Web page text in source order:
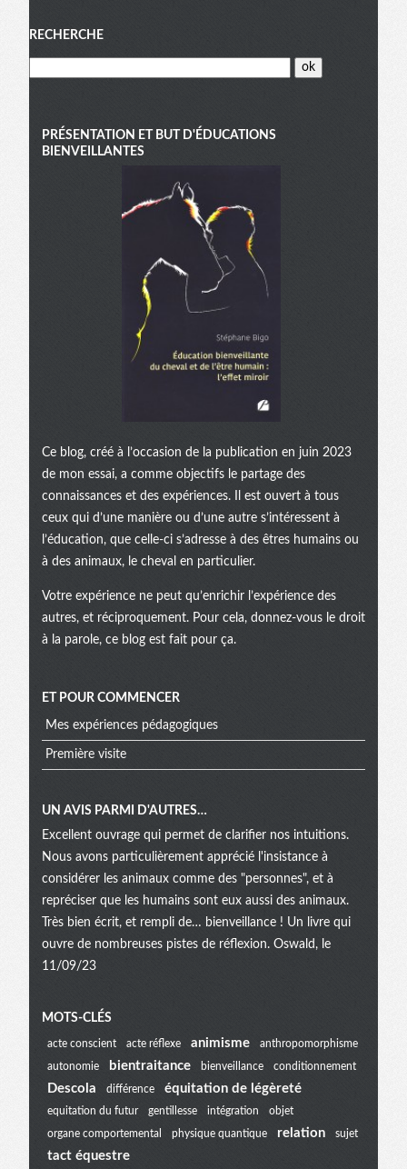
Menu
RECHERCHE
PRÉSENTATION ET BUT D'ÉDUCATIONS
BIENVEILLANTES
Ce blog, créé à l’occasion de la publication en juin 2023
de mon essai, a comme objectifs le partage des
connaissances et des expériences. Il est ouvert à tous
ceux qui d’une manière ou d’une autre s’intéressent à
l’éducation, que celle-ci s’adresse à des êtres humains ou
à des animaux, le cheval en particulier.
Votre expérience ne peut qu’enrichir l’expérience des
autres, et réciproquement. Pour cela, donnez-vous le droit
à la parole, ce blog est fait pour ça.
ET POUR COMMENCER
Mes expériences pédagogiques
Première visite
UN AVIS PARMI D'AUTRES…
Excellent ouvrage qui permet de clarifier nos intuitions.
Nous avons particulièrement apprécié l'insistance à
considérer les animaux comme des "personnes", et à
repréciser que les humains sont eux aussi des animaux.
Très bien écrit, et rempli de… bienveillance ! Un livre qui
ouvre de nombreuses pistes de réflexion. Oswald, le
11/09/23
Menu
extra
MOTS-CLÉS
acte conscient acte réflexe animisme anthropomorphisme
autonomie bientraitance bienveillance conditionnement
Descola différence équitation de légèreté
equitation du futur gentillesse intégration objet
organe comportemental physique quantique relation sujet
tact équestre